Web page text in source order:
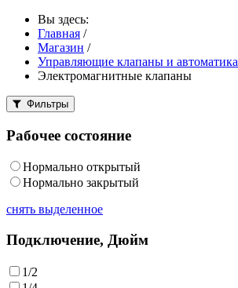
Вы здесь:
Главная /
Магазин /
Управляющие клапаны и автоматика
Электромагнитные клапаны
Фильтры
Рабочее состояние
Нормально открытый
Нормально закрытый
снять выделенное
Подключение, Дюйм
1/2